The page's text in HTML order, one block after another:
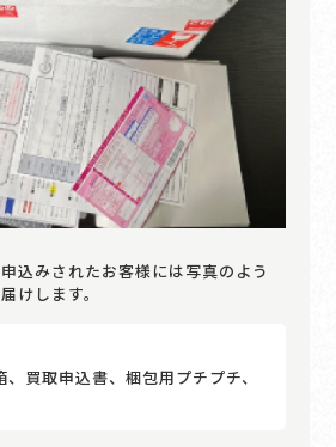
込みされたお客様には写真のよう
けします。
買取申込書、梱包用プチプチ、